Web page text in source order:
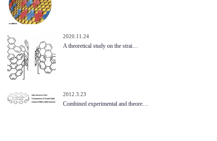
2020.11.24
A theoretical study on the strai…
2012.3.23
Combined experimental and theore…